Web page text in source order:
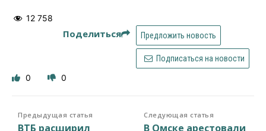
12 758
Поделиться Предложить новость
Подписаться на новости
0 0
Предыдущая статья
ВТБ расширил
Следующая статья
В Омске арестовали